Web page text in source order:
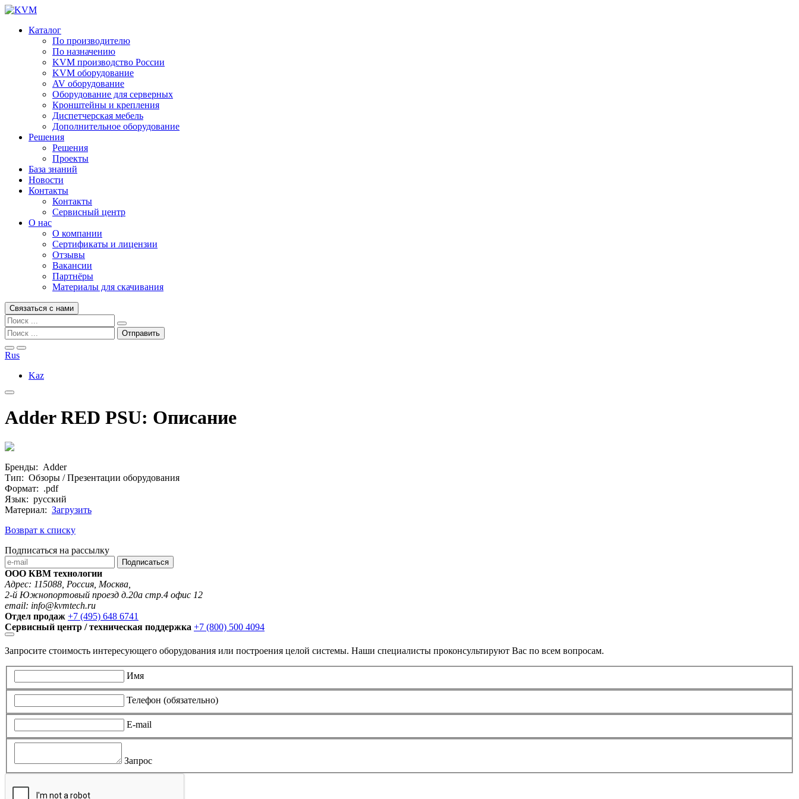
Каталог
По производителю
По назначению
KVM производство России
KVM оборудование
AV оборудование
Оборудование для серверных
Кронштейны и крепления
Диспетчерская мебель
Дополнительное оборудование
Решения
Решения
Проекты
База знаний
Новости
Контакты
Контакты
Сервисный центр
О нас
О компании
Сертификаты и лицензии
Отзывы
Вакансии
Партнёры
Материалы для скачивания
Связаться с нами
Rus
Kaz
Adder RED PSU: Описание
Бренды: Adder
Тип: Обзоры / Презентации оборудования
Формат: .pdf
Язык: русский
Материал: Загрузить
Возврат к списку
Подписаться на рассылку
Подписаться
ООО КВМ технологии
Адрес: 115088, Россия, Москва,
2-й Южнопортовый проезд д.20а стр.4 офис 12
email: info@kvmtech.ru
Отдел продаж +7 (495) 648 6741
Сервисный центр / техническая поддержка +7 (800) 500 4094
Запросите стоимость интересующего оборудования или построения целой системы. Наши специалисты проконсультируют Вас по всем вопросам.
Имя
Телефон (обязательно)
E-mail
Запрос